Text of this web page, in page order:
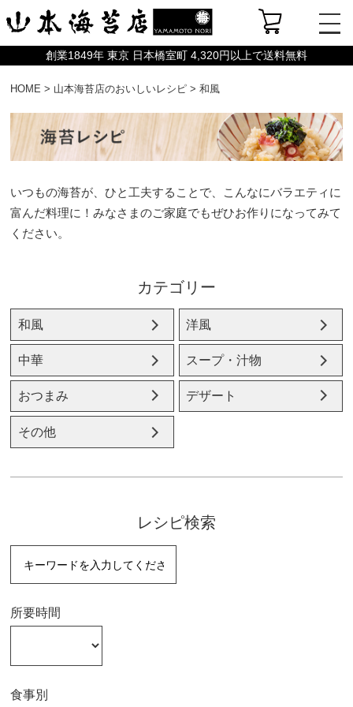
創業1849年 東京 日本橋室町 4,320円以上で送料無料
HOME > 山本海苔店のおいしいレシピ >和風
いつもの海苔が、ひと工夫することで、こんなにバラエティに
富んだ料理に！みなさまのご家庭でもぜひお作りになってみて
ください。
カテゴリー
和風 洋風
中華 スープ・汁物
おつまみ デザート
その他
レシピ検索
所要時間
食事別